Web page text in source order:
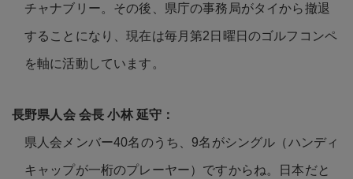
チャナブリー。その後、県庁の事務局がタイから撤退
することになり、現在は毎月第2日曜日のゴルフコンペ
を軸に活動しています。
県人会メンバー40名のうち、9名がシングル（ハンディ
キャップが一桁のプレーヤー）ですからね。日本だと